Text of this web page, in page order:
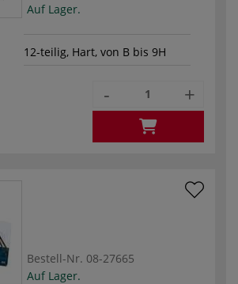
Auf Lager.
12-teilig, Hart, von B bis 9H
- +
Bestell-Nr. 08-27665
Auf Lager.